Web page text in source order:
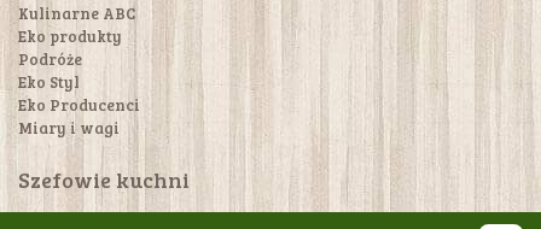
Kulinarne ABC
Eko produkty
Podróże
Eko Styl
Eko Producenci
Miary i wagi
Szefowie kuchni